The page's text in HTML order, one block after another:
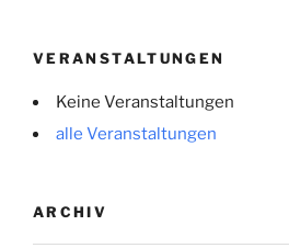
VERANSTALTUNGEN
Keine Veranstaltungen
alle Veranstaltungen
ARCHIV